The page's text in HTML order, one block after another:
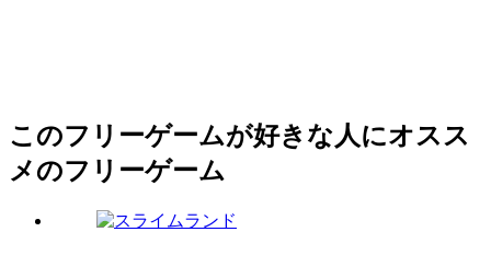
このフリーゲームが好きな人にオスス
メのフリーゲーム